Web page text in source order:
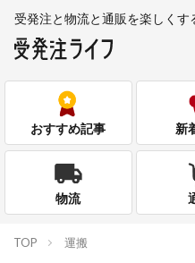
受発注と物流と通販を楽しくす
おすすめ記事 新
物流
TOP 運搬